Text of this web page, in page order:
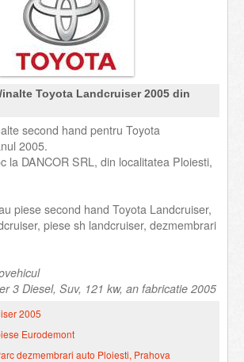
Toyota Landcruiser 2005 din
second hand pentru Toyota
2005.
la DANCOR SRL, din localitatea Ploiesti,
piese second hand Toyota Landcruiser,
piese sh landcruiser, dezmembrari
3 Diesel, Suv, 121 kw, an fabricatie 2005
2005
Eurodemont
dezmembrari auto Ploiesti, Prahova